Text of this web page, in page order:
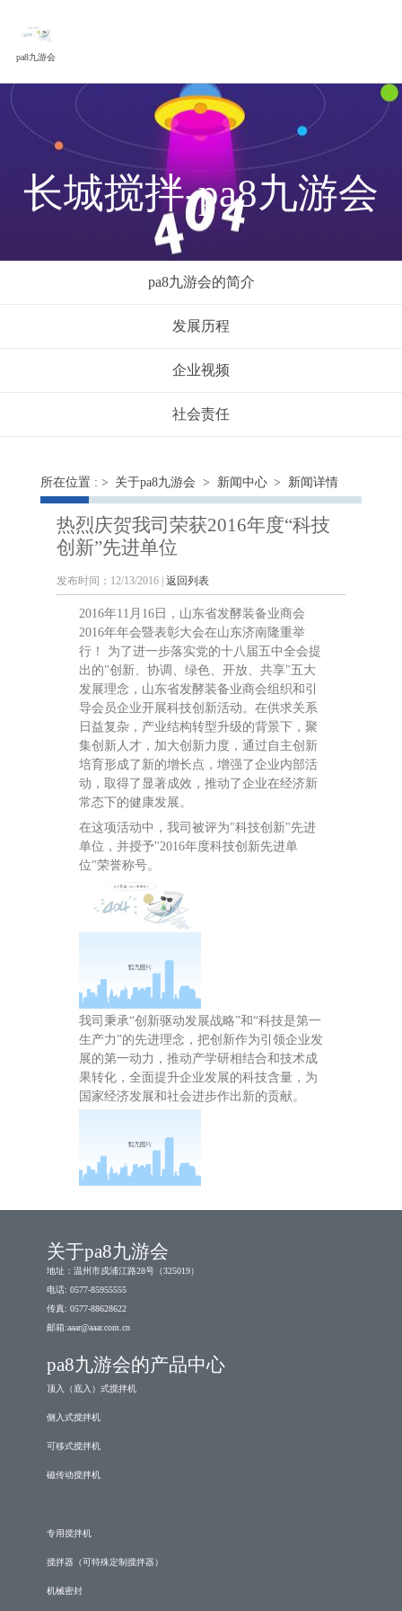
pa8九游会
长城搅拌-pa8九游会
pa8九游会的简介
发展历程
企业视频
社会责任
所在位置 : > 关于pa8九游会 > 新闻中心 > 新闻详情
热烈庆贺我司荣获2016年度“科技
创新”先进单位
发布时间：12/13/2016 | 返回列表
2016年11月16日，山东省发酵装备业商会
2016年年会暨表彰大会在山东济南隆重举
行！ 为了进一步落实党的十八届五中全会提
出的"创新、协调、绿色、开放、共享"五大
发展理念，山东省发酵装备业商会组织和引
导会员企业开展科技创新活动。在供求关系
日益复杂，产业结构转型升级的背景下，聚
集创新人才，加大创新力度，通过自主创新
培育形成了新的增长点，增强了企业内部活
动，取得了显著成效，推动了企业在经济新
常态下的健康发展。
在这项活动中，我司被评为"科技创新"先进
单位，并授予"2016年度科技创新先进单
位"荣誉称号。
我司秉承“创新驱动发展战略”和“科技是第一
生产力”的先进理念，把创新作为引领企业发
展的第一动力，推动产学研相结合和技术成
果转化，全面提升企业发展的科技含量，为
国家经济发展和社会进步作出新的贡献。
关于pa8九游会
地址：温州市戍浦江路28号（325019）
电话: 0577-85955555
传真: 0577-88628622
邮箱:aaar@aaar.com.cn
pa8九游会的产品中心
顶入（底入）式搅拌机
侧入式搅拌机
可移式搅拌机
磁传动搅拌机
专用搅拌机
搅拌器（可特殊定制搅拌器）
机械密封